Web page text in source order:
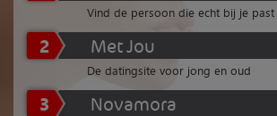
Vind de persoon die echt bij je past
2 Met Jou
De datingsite voor jong en oud
3 Novamora